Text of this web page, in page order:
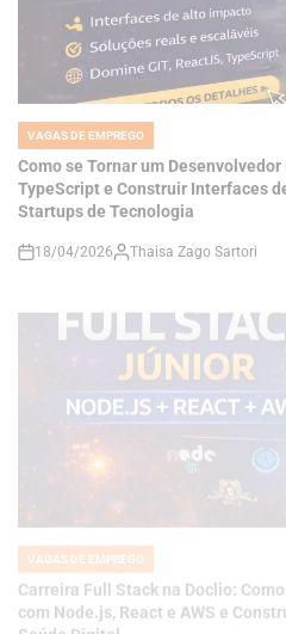
VAGAS DE EMPREGO
Como se Tornar um
Startups de Tecnologia
on
18/04/2026 Thaisa Zago Sartori
Carreira Full Stack na Doclio:
Saúde Digital
on
18/04/2026 Thaisa Zago Sartori